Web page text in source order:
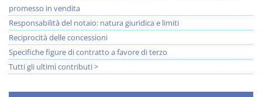
promesso in vendita
Responsabilità del notaio: natura giuridica e limiti
Reciprocità delle concessioni
Specifiche figure di contratto a favore di terzo
Tutti gli ultimi contributi >